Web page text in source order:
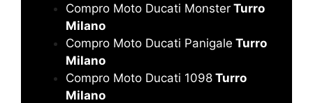
Compro Moto Ducati Monster Turro
Milano
Compro Moto Ducati Panigale Turro
Milano
Compro Moto Ducati 1098 Turro
Milano